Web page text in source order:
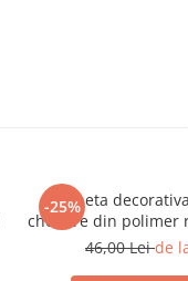
-25%
Bagheta
chenare din polimer
46,00 Leide